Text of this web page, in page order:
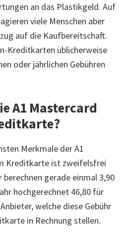
an das Plastikgeld. Auf
viele Menschen aber
auf die Kaufbereitschaft.
Kreditkarten üblicherweise
oder jährlichen Gebühren
A1 Mastercard
Merkmale der A1
Kreditkarte ist zweifelsfrei
berechnen gerade einmal 3,90
hochgerechnet 46,80 für
welche diese Gebühr
in Rechnung stellen.